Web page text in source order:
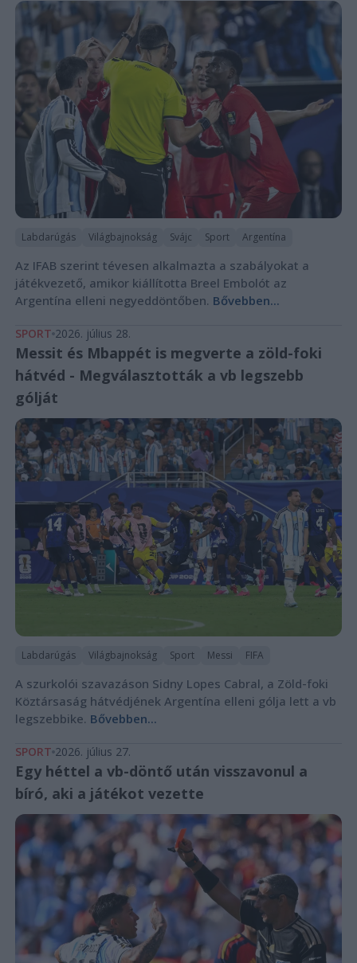
Labdarúgás Világbajnokság Svájc Sport Argentína
Az IFAB szerint tévesen alkalmazta a szabályokat a
játékvezető, amikor kiállította Breel Embolót az
Argentína elleni negyeddöntőben. Bővebben...
SPORT 2026. július 28.
Messit és Mbappét is megverte a zöld-foki
hátvéd - Megválasztották a vb legszebb
gólját
Labdarúgás Világbajnokság Sport Messi FIFA
A szurkolói szavazáson Sidny Lopes Cabral, a Zöld-foki
Köztársaság hátvédjének Argentína elleni gólja lett a vb
legszebbike. Bővebben...
SPORT 2026. július 27.
Egy héttel a vb-döntő után visszavonul a
bíró, aki a játékot vezette